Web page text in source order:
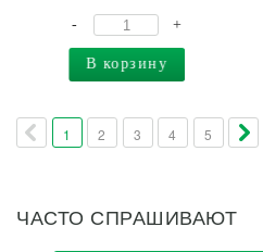
- +
В корзину
1 2 3 4 5
ЧАСТО СПРАШИВАЮТ